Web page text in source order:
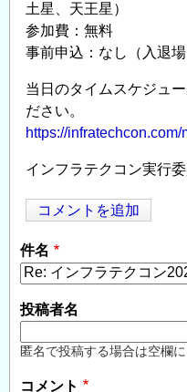
土星、天王星）
参加費：無料
事前申込：なし（入退場
当日のタイムスケジュ
ださい。
https://infratechcon.com/
インフラテクコン実行
コメントを追加
件名
投稿者名
匿名で投稿する場合は空欄に
コメント